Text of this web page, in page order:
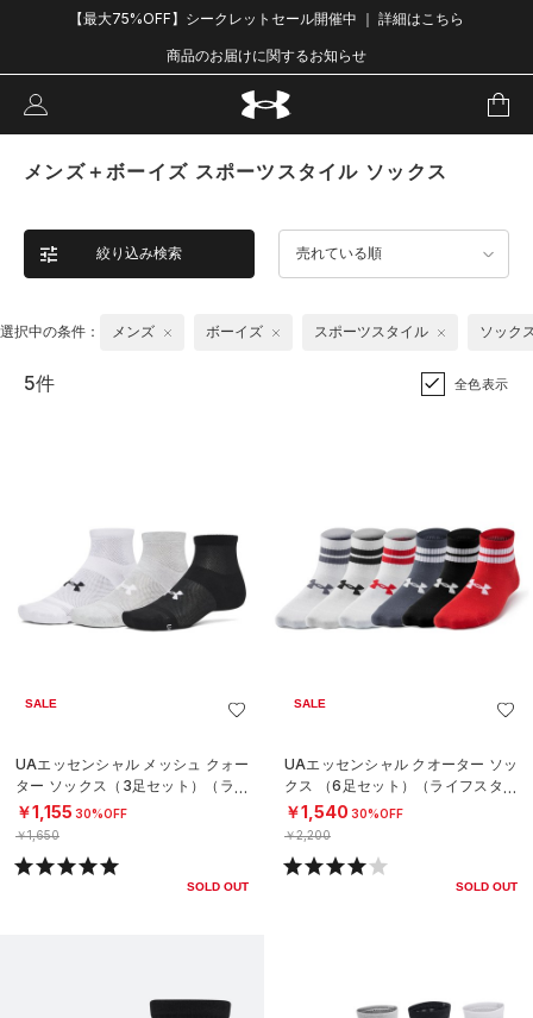
【最大75%OFF】シークレットセール開催中 ｜ 詳細はこちら
商品のお届けに関するお知らせ
メンズ＋ボーイズ スポーツスタイル ソックス
絞り込み検索 売れている順
選択中の条件： メンズ ボーイズ スポーツスタイル ソック
5件 全色表示
SALE
UAエッセンシャル メッシュ クォー
ター ソックス（3足セット）（ライ
フスタイル/UNISEX）
￥1,155 30%OFF
￥1,650
SOLD OUT
SALE
UAエッセンシャル クオーター ソッ
クス （6足セット）（ライフスタイ
ル/KIDS）
￥1,540 30%OFF
￥2,200
SOLD OUT